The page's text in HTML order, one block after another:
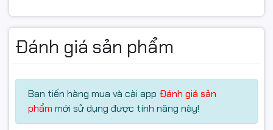
Màn hình 13.3 inch FHD+
sắc nét
Màn hình13.3 inchđộ phân giảiFull HD+ (1920 x 1200)
tấm nền IPS cho hình ảnh rõ nét, màu sắc trung thực
Đánh giá sản phẩm
Bạn tiến hàng mua và cài app Đánh giá sản
phẩm mới sử dụng được tính năng này!